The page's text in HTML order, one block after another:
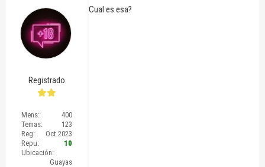
Registrado
Mens:
400
Temas:
123
Reg:
Oct 2023
Repu:
10
Ubicación:
Guayas
Cual es esa?